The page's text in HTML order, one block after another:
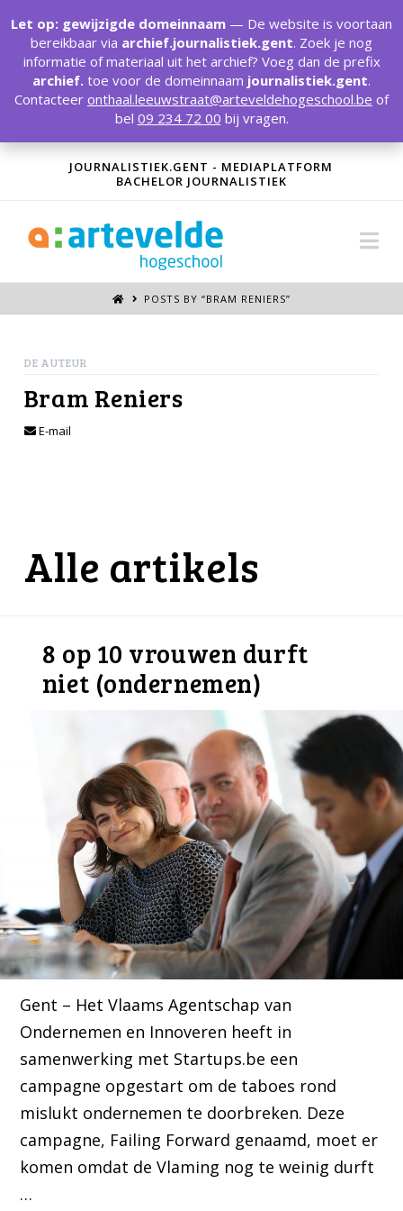
JOURNALISTIEK.GENT - MEDIAPLATFORM
BACHELOR JOURNALISTIEK
POSTS BY “BRAM RENIERS”
DE AUTEUR
Bram Reniers
E-mail
Alle artikels
8 op 10 vrouwen durft
niet (ondernemen)
Gent – Het Vlaams Agentschap van
Ondernemen en Innoveren heeft in
samenwerking met Startups.be een
campagne opgestart om de taboes rond
mislukt ondernemen te doorbreken. Deze
campagne, Failing Forward genaamd, moet er
komen omdat de Vlaming nog te weinig durft
…
Let op: gewijzigde domeinnaam — De website is voortaan
bereikbaar via archief.journalistiek.gent. Zoek je nog
informatie of materiaal uit het archief? Voeg dan de prefix
archief. toe voor de domeinnaam journalistiek.gent.
Contacteer onthaal.leeuwstraat@arteveldehogeschool.be of
bel 09 234 72 00 bij vragen.